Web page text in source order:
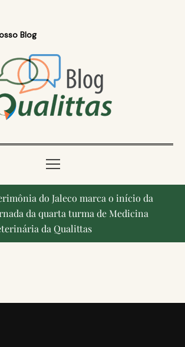
Blog
Portas Abertas! e aniversário de
cidade onde nasceu a instituição,
destaque na imprensa